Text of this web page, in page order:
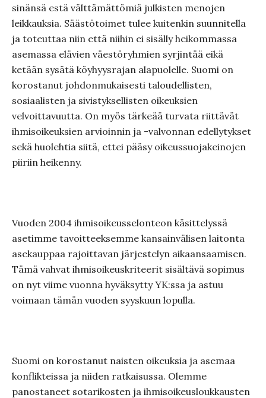
sinänsä estä välttämättömiä julkisten menojen
leikkauksia. Säästötoimet tulee kuitenkin suunnitella
ja toteuttaa niin että niihin ei sisälly heikommassa
asemassa elävien väestöryhmien syrjintää eikä
ketään sysätä köyhyysrajan alapuolelle. Suomi on
korostanut johdonmukaisesti taloudellisten,
sosiaalisten ja sivistyksellisten oikeuksien
velvoittavuutta. On myös tärkeää turvata riittävät
ihmisoikeuksien arvioinnin ja -valvonnan edellytykset
sekä huolehtia siitä, ettei pääsy oikeussuojakeinojen
piiriin heikenny.
Vuoden 2004 ihmisoikeusselonteon käsittelyssä
asetimme tavoitteeksemme kansainvälisen laitonta
asekauppaa rajoittavan järjestelyn aikaansaamisen.
Tämä vahvat ihmisoikeuskriteerit sisältävä sopimus
on nyt viime vuonna hyväksytty YK:ssa ja astuu
voimaan tämän vuoden syyskuun lopulla.
Suomi on korostanut naisten oikeuksia ja asemaa
konflikteissa ja niiden ratkaisussa. Olemme
panostaneet sotarikosten ja ihmisoikeusloukkausten